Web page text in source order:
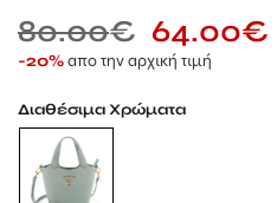
80.00€ 64.00€
-20%απο την αρχική τιμή
Διαθέσιμα Χρώματα